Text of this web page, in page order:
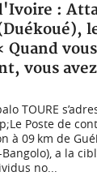
:
Quand
vous
TOURE
Poste de
à 09 km de
a la
no...